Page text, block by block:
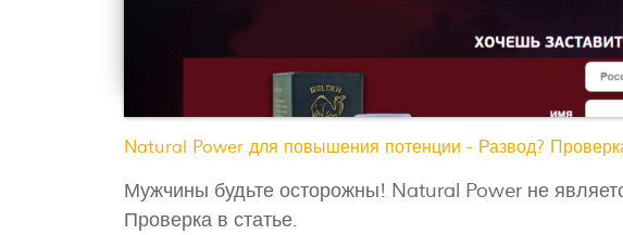
Natural Power для повышения потенции - Развод?
Мужчины будьте осторожны! Natural Power не
Проверка в статье.